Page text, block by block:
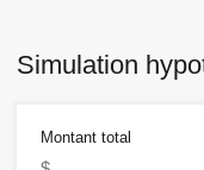
Simulation
Montant total